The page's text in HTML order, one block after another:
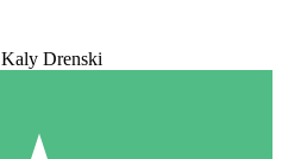
Kaly Drenski